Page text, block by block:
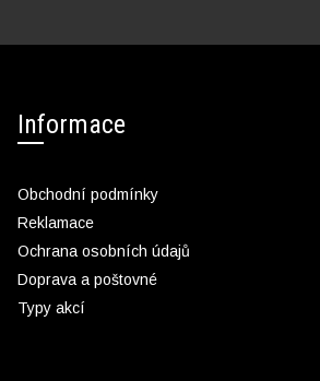
Informace
Obchodní podmínky
Reklamace
Ochrana osobních údajů
Doprava a poštovné
Typy akcí